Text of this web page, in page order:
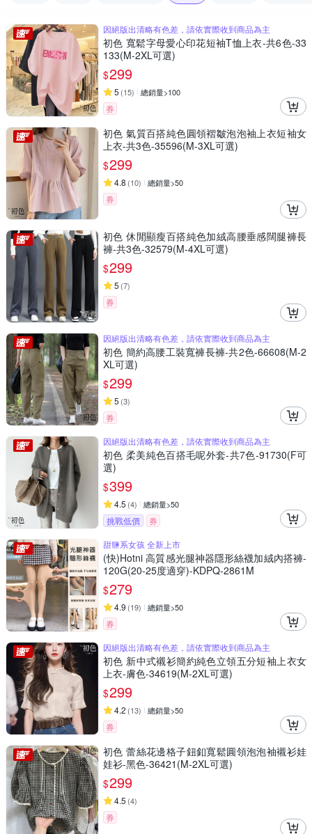
因絕版出清略有色差，請依實際收到商品為主
初色 寬鬆字母愛心印花短袖T恤上衣-共6色-33
133(M-2XL可選)
$299
5 (15) 總銷量>100
券
初色 氣質百搭純色圓領褶皺泡泡袖上衣短袖女
上衣-共3色-35596(M-3XL可選)
$299
4.8 (10) 總銷量>50
券
初色 休閒顯瘦百搭純色加絨高腰垂感闊腿褲長
褲-共3色-32579(M-4XL可選)
$299
5 (7)
券
因絕版出清略有色差，請依實際收到商品為主
初色 簡約高腰工裝寬褲長褲-共2色-66608(M-2
XL可選)
$299
5 (3)
券
因絕版出清略有色差，請依實際收到商品為主
初色 柔美純色百搭毛呢外套-共7色-91730(F可
選)
$399
4.5 (4) 總銷量>50
挑戰低價
券
甜鹽系女孩 全新上市
(快)Hotni 高質感光腿神器隱形絲襪加絨內搭褲-
120G(20-25度適穿)-KDPQ-2861M
$279
4.9 (19) 總銷量>50
券
因絕版出清略有色差，請依實際收到商品為主
初色 新中式襯衫簡約純色立領五分短袖上衣女
上衣-膚色-34619(M-2XL可選)
$299
4.2 (13) 總銷量>50
券
初色 蕾絲花邊格子鈕釦寬鬆圓領泡泡袖襯衫娃
娃衫-黑色-36421(M-2XL可選)
$299
4.5 (4)
券